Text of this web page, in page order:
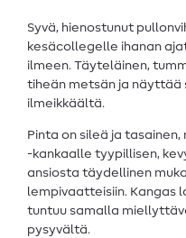
Syvä, hienostunut
kesäcollegelle ihanan
ilmeen. Täyteläinen,
tiheän metsän ja
ilmeikkäältä.
Pinta on sileä ja tasainen,
-kankaalle tyypillisen,
ansiosta täydellinen
lempivaatteisiin. Kangas
tuntuu samalla
pysyvältä.